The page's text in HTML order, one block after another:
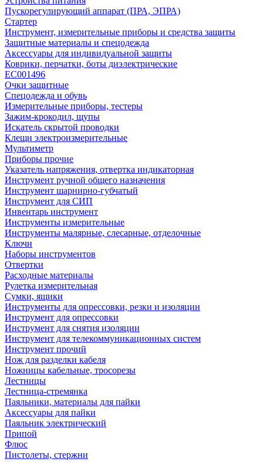
Пускорегулирующий аппарат (ПРА, ЭПРА)
Стартер
Инструмент, измерительные приборы и средства защиты
Защитные материалы и спецодежда
Аксессуары для индивидуальной защиты
Коврики, перчатки, боты диэлектрические
EC001496
Очки защитные
Спецодежда и обувь
Измерительные приборы, тестеры
Зажим-крокодил, щупы
Искатель скрытой проводки
Клещи электроизмерительные
Мультиметр
Приборы прочие
Указатель напряжения, отвертка индикаторная
Инструмент ручной общего назначения
Инструмент шарнирно-губчатый
Инструмент для СИП
Инвентарь инструмент
Инструменты измерительные
Инструменты малярные, слесарные, отделочные
Ключи
Наборы инструментов
Отвертки
Расходные материалы
Рулетка измерительная
Сумки, ящики
Инструменты для опрессовки, резки и изоляции
Инструмент для опрессовки
Инструмент для снятия изоляции
Инструмент для телекоммуникационных систем
Инструмент прочий
Нож для разделки кабеля
Ножницы кабельные, тросорезы
Лестницы
Лестница-стремянка
Паяльники, материалы для пайки
Аксессуары для пайки
Паяльник электрический
Припой
Флюс
Пистолеты, стержни